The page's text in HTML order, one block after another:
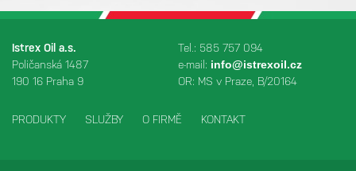
Istrex Oil a.s.
Poličanská 1487
190 16 Praha 9
Tel.: 585 757 094
e-mail: info@istrexoil.cz
OR: MS v Praze, B/20164
PRODUKTY SLUŽBY O FIRMĚ KONTAKT